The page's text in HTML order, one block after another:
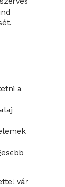
a
vár